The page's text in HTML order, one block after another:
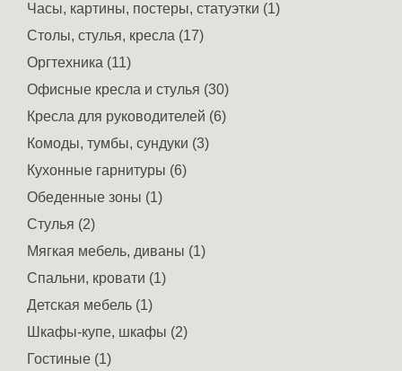
Часы, картины, постеры, статуэтки (1)
Столы, стулья, кресла (17)
Оргтехника (11)
Офисные кресла и стулья (30)
Кресла для руководителей (6)
Комоды, тумбы, сундуки (3)
Кухонные гарнитуры (6)
Обеденные зоны (1)
Стулья (2)
Мягкая мебель, диваны (1)
Спальни, кровати (1)
Детская мебель (1)
Шкафы-купе, шкафы (2)
Гостиные (1)